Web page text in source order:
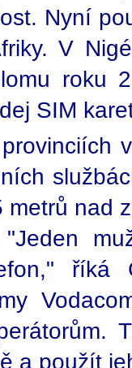
Nyní
V
roku
SIM
nad
"Jeden
říká
a použít